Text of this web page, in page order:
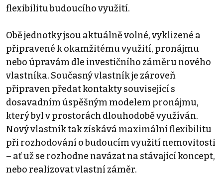
flexibilitu budoucího využití.
Obě jednotky jsou aktuálně volné, vyklizené a
připravené k okamžitému využití, pronájmu
nebo úpravám dle investičního záměru nového
vlastníka. Současný vlastník je zároveň
připraven předat kontakty související s
dosavadním úspěšným modelem pronájmu,
který byl v prostorách dlouhodobě využíván.
Nový vlastník tak získává maximální flexibilitu
při rozhodování o budoucím využití nemovitosti
– ať už se rozhodne navázat na stávající koncept,
nebo realizovat vlastní záměr.